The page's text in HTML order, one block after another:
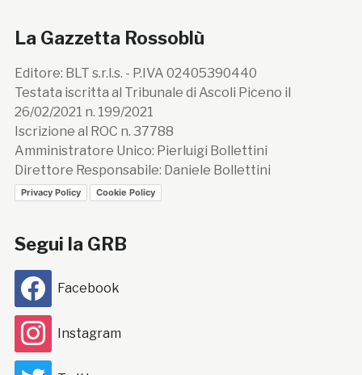
La Gazzetta Rossoblù
Editore: BLT s.r.l.s. - P.IVA 02405390440
Testata iscritta al Tribunale di Ascoli Piceno il
26/02/2021 n. 199/2021
Iscrizione al ROC n. 37788
Amministratore Unico: Pierluigi Bollettini
Direttore Responsabile: Daniele Bollettini
Privacy Policy Cookie Policy
Segui la GRB
Facebook
Instagram